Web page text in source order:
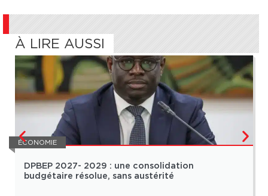
À LIRE AUSSI
ÉCONOMIE
DPBEP 2027- 2029 : une consolidation
budgétaire résolue, sans austérité